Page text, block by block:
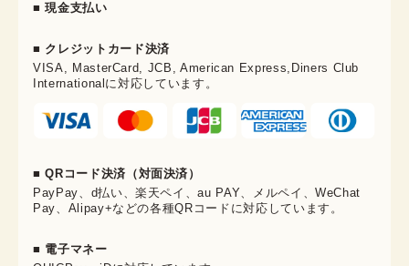
■ 現金支払い
■ クレジットカード決済
VISA, MasterCard, JCB, American Express,Diners Club
Internationalに対応しています。
■ QRコード決済（対面決済）
PayPay、d払い、楽天ペイ、au PAY、メルペイ、WeChat
Pay、Alipay+などの各種QRコードに対応しています。
■ 電子マネー